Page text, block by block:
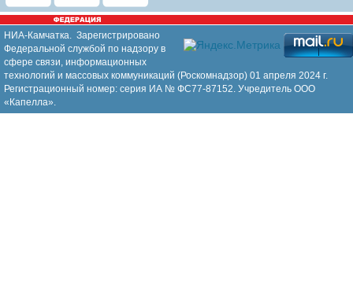
НИА-Камчатка. Зарегистрировано
Федеральной службой по надзору в
сфере связи, информационных
технологий и массовых коммуникаций (Роскомнадзор) 01 апреля 2024 г.
Регистрационный номер: серия ИА № ФС77-87152. Учредитель ООО
«Капелла».